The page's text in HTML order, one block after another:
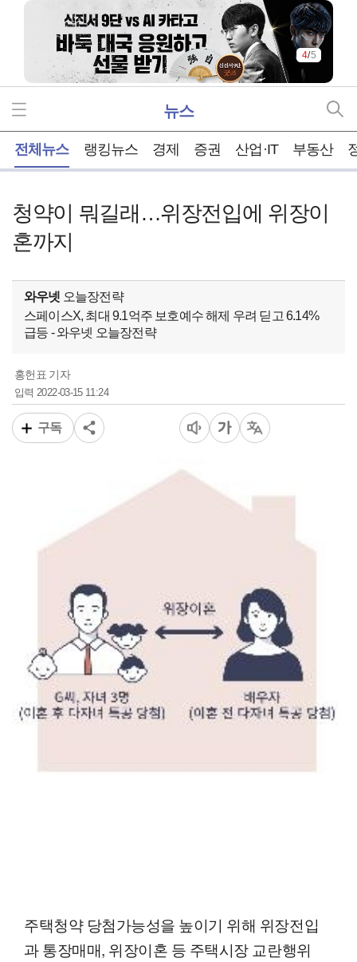
4/5
뉴스
전체뉴스 랭킹뉴스 경제 증권 산업·IT 부동산
청약이 뭐길래…위장전입에 위장이
혼까지
와우넷 오늘장전략
스페이스X, 최대 9.1억주 보호예수 해제 우려 딛고 6.14%
급등 - 와우넷 오늘장전략
홍헌표 기자
입력2022-03-15 11:24
구독
주택청약 당첨가능성을 높이기 위해 위장전입
과 통장매매, 위장이혼 등 주택시장 교란행위